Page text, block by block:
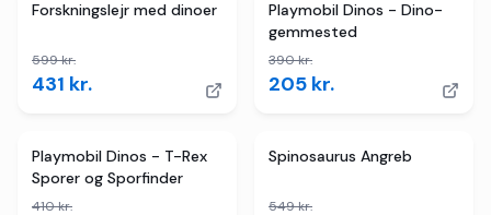
TILBUD
3butikker
Forskningslejr med dinoer
599kr.
431 kr.
TILBUD
2butikker
Playmobil Dinos - Dino-
gemmested
390kr.
205 kr.
TILBUD
4butikker
Playmobil Dinos - T-Rex
Sporer og Sporfinder
410kr.
TILBUD
2butikker
Spinosaurus Angreb
549kr.